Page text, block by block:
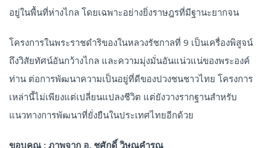
อยู่ในพื้นที่ห่างไกล โดยเฉพาะอย่างยิ่งราษฎรที่มีฐานะยากจน
โครงการในพระราชดำริของในหลวงรัชกาลที่ 9 เป็นเครื่องพิสูจน์
ถึงวิสัยทัศน์อันกว้างไกล และความมุ่งมั่นอันแน่วแน่ของพระองค์
ท่าน ต่อการพัฒนาความเป็นอยู่ที่ดีของปวงชนชาวไทย โครงการ
เหล่านี้ไม่เพียงแต่เปลี่ยนแปลงชีวิต แต่ยังวางรากฐานสำหรับ
แนวทางการพัฒนาที่ยั่งยืนในประเทศไทยอีกด้วย
ขอบคุณ : ภาพจาก อ. ชูศักดิ์ วิษณุคำรณ